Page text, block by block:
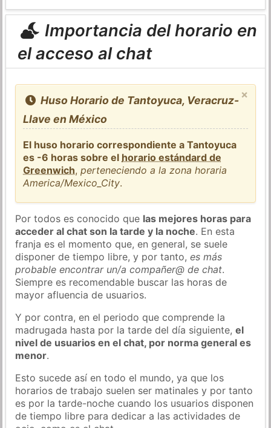
Importancia del horario en
el acceso al chat
×
Huso Horario de Tantoyuca, Veracruz-
Llave en México
El huso horario correspondiente a Tantoyuca
es -6 horas sobre el horario estándard de
Greenwich,perteneciendo a la zona horaria
America/Mexico_City.
Por todos es conocido que las mejores horas para
acceder al chat son la tarde y la noche. En esta
franja es el momento que, en general, se suele
disponer de tiempo libre, y por tanto,es más
probable encontrar un/a compañer@ de chat.
Siempre es recomendable buscar las horas de
mayor afluencia de usuarios.
Y por contra, en el periodo que comprende la
madrugada hasta por la tarde del día siguiente,el
nivel de usuarios en el chat, por norma general es
menor.
Esto sucede así en todo el mundo, ya que los
horarios de trabajo suelen ser matinales y por tanto
es por la tarde-noche cuando los usuarios disponen
de tiempo libre para dedicar a las actividades de